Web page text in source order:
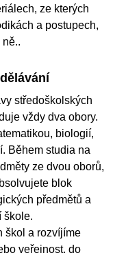
ze kterých
a postupech,
středoškolských
vždy dva obory.
biologií,
Během studia na
ze dvou oborů,
blok
předmětů a
škole.
škol a rozvíjíme
veřejnost, do